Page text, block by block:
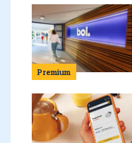
Premium